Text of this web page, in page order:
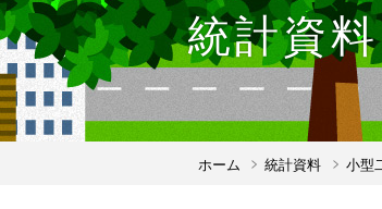
統計資
ホーム 統計資料 小型